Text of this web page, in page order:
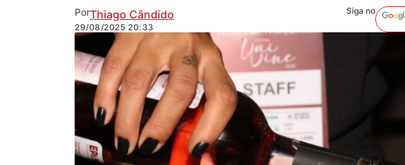
PorThiago Cândido
29/08/2025 20:33
Siga no